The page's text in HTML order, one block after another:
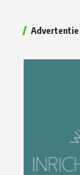
Advertentie